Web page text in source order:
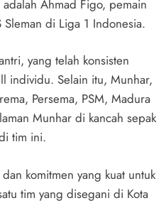
Ahmad Figo, pemain
di Liga 1 Indonesia.
yang telah konsisten
individu. Selain itu, Munhar,
Persema, PSM, Madura
Munhar di kancah sepak
tim ini.
komitmen yang kuat untuk
tim yang disegani di Kota